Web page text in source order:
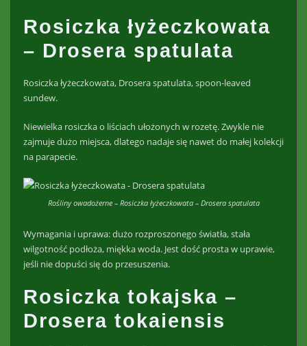
Rosiczka łyżeczkowata
– Drosera spatulata
Rosiczka łyżeczkowata, Drosera spatulata, spoon-leaved
sundew.
Niewielka rosiczka o liściach ułożonych w rozetę. Zwykle nie
zajmuje dużo miejsca, dlatego nadaje się nawet do małej kolekcji
na parapecie.
Rośliny owadożerne – Rosiczka łyżeczkowata – Drosera spatulata
Wymagania i uprawa: dużo rozproszonego światła, stała
wilgotność podłoża, miękka woda. Jest dość prosta w uprawie,
jeśli nie dopuści się do przesuszenia.
Rosiczka tokajska –
Drosera tokaiensis